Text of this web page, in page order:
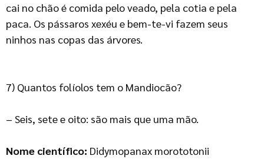
cai no chão é comida pelo veado, pela cotia e pela
paca. Os pássaros xexéu e bem-te-vi fazem seus
ninhos nas copas das árvores.
7) Quantos folíolos tem o Mandiocão?
– Seis, sete e oito: são mais que uma mão.
Nome científico: Didymopanax morototonii